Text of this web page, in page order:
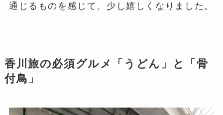
通じるものを感じて、少し嬉しくなりました。
香川旅の必須グルメ「うどん」と「骨
付鳥」